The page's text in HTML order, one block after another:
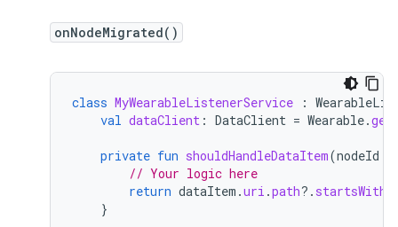
onNodeMigrated()
class MyWearableListenerService :
val dataClient : DataClient = Wearable.
private fun shouldHandleDataItem(nodeId
// Your logic here
return dataItem .uri .path?. startsWith
}